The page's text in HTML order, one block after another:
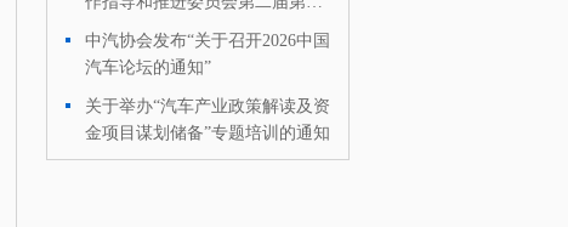
次全体委员会暨中国汽车行业第
41届青年工作研究会（芜湖）理
中汽协会发布“关于召开2026中国
汽车论坛的通知”
关于举办“汽车产业政策解读及资
金项目谋划储备”专题培训的通知